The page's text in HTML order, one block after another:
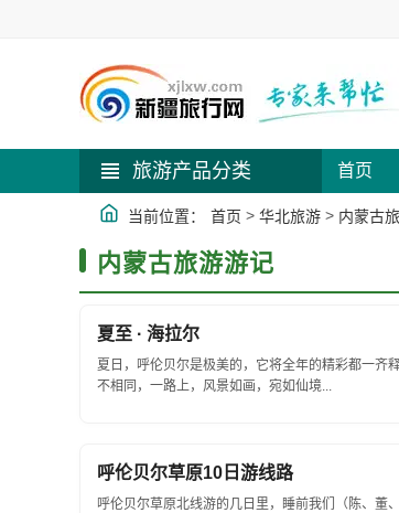
旅游产品分类 首页
当前位置： 首页 > 华北旅游 > 内蒙古
内蒙古旅游游记
夏至 · 海拉尔
夏日，呼伦贝尔是极美的，它将全年的精彩都一齐
不相同，一路上，风景如画，宛如仙境...
呼伦贝尔草原10日游线路
呼伦贝尔草原北线游的几日里，睡前我们（陈、董